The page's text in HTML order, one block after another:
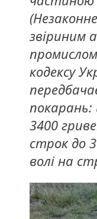
звіриним
кодексу
3400
строк до
волі на